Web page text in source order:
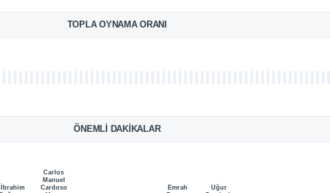
TOPLA OYNAMA ORANI
ÖNEMLI DAKIKALAR
İbrahim
Carlos
Manuel
Cardoso
Emrah
Uğur